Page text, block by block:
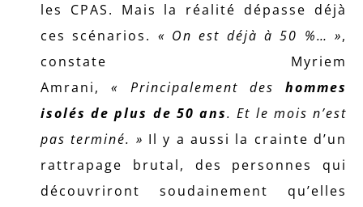
les CPAS. Mais la réalité dépasse déjà
ces scénarios. « On est déjà à 50 %… »,
constate Myriem
Amrani,« Principalement des hommes
isolés de plus de 50 ans. Et le mois n’est
pas terminé. » Il y a aussi la crainte d’un
rattrapage brutal, des personnes qui
découvriront soudainement qu’elles